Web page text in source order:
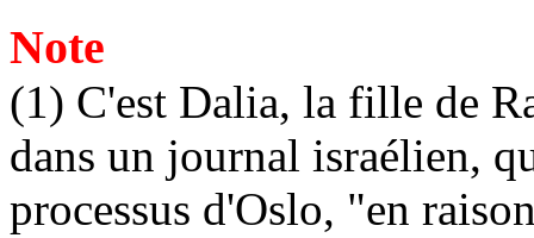
Note
(1) C'est Dalia, la fille de
dans un journal israélien,
processus d'Oslo, "en